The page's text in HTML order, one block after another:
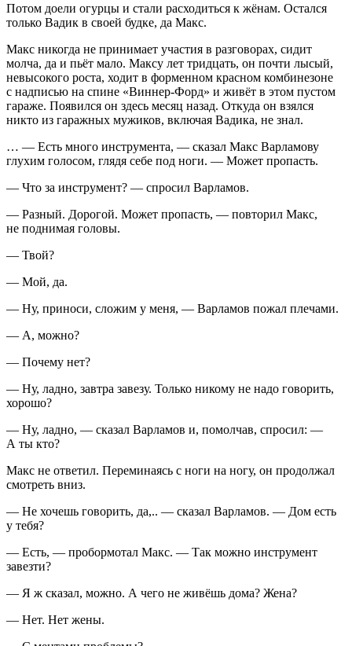
Потом доели огурцы и стали расходиться к жёнам. Остался
только Вадик в своей будке, да Макс.
Макс никогда не принимает участия в разговорах, сидит
молча, да и пьёт мало. Максу лет тридцать, он почти лысый,
невысокого роста, ходит в форменном красном комбинезоне
с надписью на спине «Виннер-Форд» и живёт в этом пустом
гараже. Появился он здесь месяц назад. Откуда он взялся
никто из гаражных мужиков, включая Вадика, не знал.
… — Есть много инструмента, — сказал Макс Варламову
глухим голосом, глядя себе под ноги. — Может пропасть.
— Что за инструмент? — спросил Варламов.
— Разный. Дорогой. Может пропасть, — повторил Макс,
не поднимая головы.
— Твой?
— Мой, да.
— Ну, приноси, сложим у меня, — Варламов пожал плечами.
— А, можно?
— Почему нет?
— Ну, ладно, завтра завезу. Только никому не надо говорить,
хорошо?
— Ну, ладно, — сказал Варламов и, помолчав, спросил: —
А ты кто?
Макс не ответил. Переминаясь с ноги на ногу, он продолжал
смотреть вниз.
— Не хочешь говорить, да,.. — сказал Варламов. — Дом есть
у тебя?
— Есть, — пробормотал Макс. — Так можно инструмент
завезти?
— Я ж сказал, можно. А чего не живёшь дома? Жена?
— Нет. Нет жены.